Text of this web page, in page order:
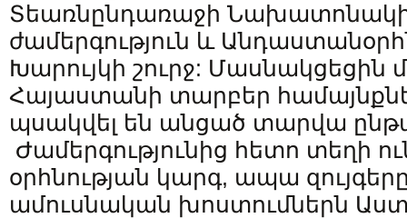
Տեառնընդառաջի Նախատոնակի
ժամերգություն և
Խարույկի շուրջ: Մասնակցեցին
Հայաստանի տարբեր
պսակվել են անցած տարվա
Ժամերգությունից հետո տեղի
օրհնության կարգ, ապա
ամուսնական խոստումներն